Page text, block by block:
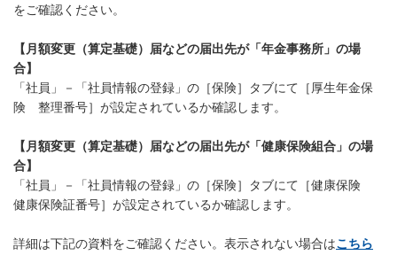
をご確認ください。
【月額変更（算定基礎）届などの届出先が「年金事務所」の場
合】
「社員」－「社員情報の登録」の［保険］タブにて［厚生年金保
険 整理番号］が設定されているか確認します。
【月額変更（算定基礎）届などの届出先が「健康保険組合」の場
合】
「社員」－「社員情報の登録」の［保険］タブにて［健康保険
健康保険証番号］が設定されているか確認します。
詳細は下記の資料をご確認ください。表示されない場合はこちら